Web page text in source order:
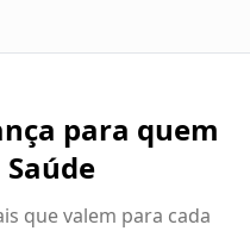
para quem
Saúde
que valem para cada